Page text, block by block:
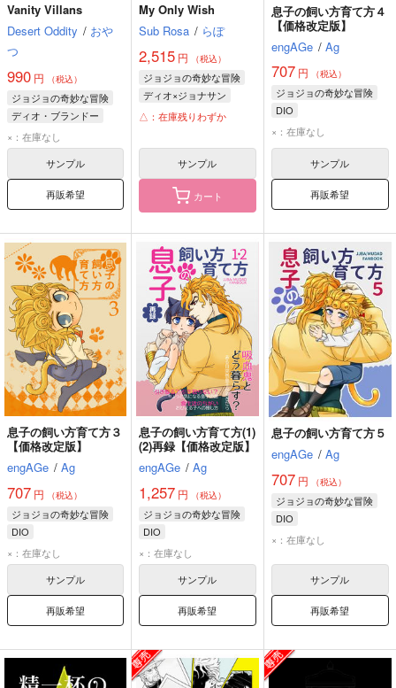
Vanity Villans
Desert Oddity / おや
つ
990 円 （税込）
ジョジョの奇妙な冒険
ディオ・ブランドー
DIO
ディエゴ・ブランドー
×：在庫なし
サンプル
再販希望
My Only Wish
Sub Rosa / らぽ
2,515 円 （税込）
ジョジョの奇妙な冒険
ディオ×ジョナサン
ディオ・ブランドー
DIO
△：在庫残りわずか
サンプル
カート
息子の飼い方育て方４
【価格改定版】
engAGe / Ag
707円 （税込）
ジョジョの奇妙な冒険
DIO
ジョルノ・ジョバァーナ
×：在庫なし
サンプル
再販希望
息子の飼い方育て方３
【価格改定版】
engAGe / Ag
707 円 （税込）
ジョジョの奇妙な冒険
DIO
ジョルノ・ジョバァーナ
×：在庫なし
サンプル
再販希望
息子の飼い方育て方(1)
(2)再録【価格改定版】
engAGe / Ag
1,257 円 （税込）
ジョジョの奇妙な冒険
DIO
ジョルノ・ジョバァーナ
汐華初流乃
×：在庫なし
サンプル
再販希望
息子の飼い方育て方５
engAGe / Ag
707円 （税込）
ジョジョの奇妙な冒険
DIO
ジョルノ・ジョバァーナ
×：在庫なし
サンプル
再販希望